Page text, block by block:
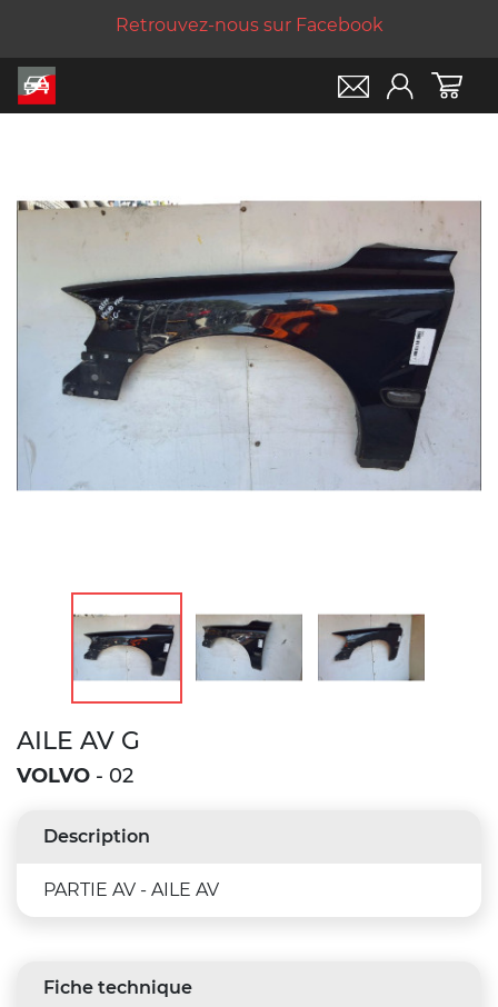
Retrouvez-nous sur Facebook
AILE AV G
VOLVO - 02
Description
PARTIE AV - AILE AV
Fiche technique